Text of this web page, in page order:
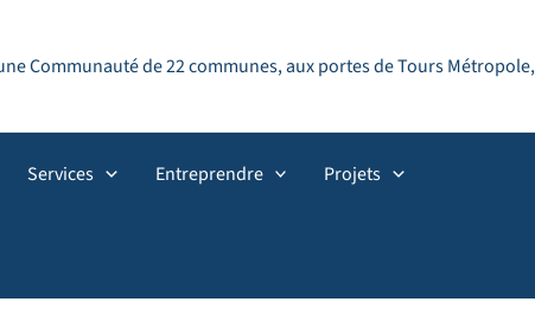
Communauté de 22 communes, aux portes de Tours
Services Entreprendre Projets